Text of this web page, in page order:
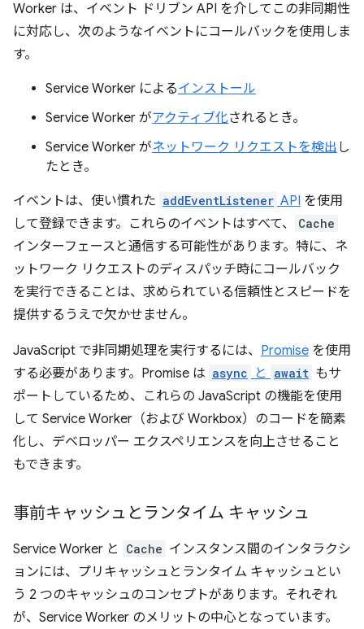
Worker は、イベント ドリブン API を介してこの非同期性
に対応し、次のようなイベントにコールバックを使用しま
す。
Service Worker によるインストール
Service Worker がアクティブ化されるとき。
Service Worker がネットワーク リクエストを検出 し
たとき。
イベントは、使い慣れた addEventListener API を使用
して登録できます。これらのイベントはすべて、
Cache
インターフェースと通信する可能性があります。特に、ネ
ットワーク リクエストのディスパッチ時にコールバック
を実行できることは、求められている信頼性とスピードを
提供するうえで欠かせません。
JavaScript で非同期処理を実行するには、 Promise を使用
する必要があります。Promise は async と await もサ
ポートしているため、これらの JavaScript の機能を使用
して Service Worker（および Workbox）のコードを簡素
化し、デベロッパー エクスペリエンスを向上させること
もできます。
事前キャッシュとランタイム キャッシュ
Service Worker と Cache インスタンス間のインタラクシ
ョンには、プリキャッシュとランタイム キャッシュとい
う 2 つのキャッシュのコンセプトがあります。それぞれ
が、Service Worker のメリットの中心となっています。